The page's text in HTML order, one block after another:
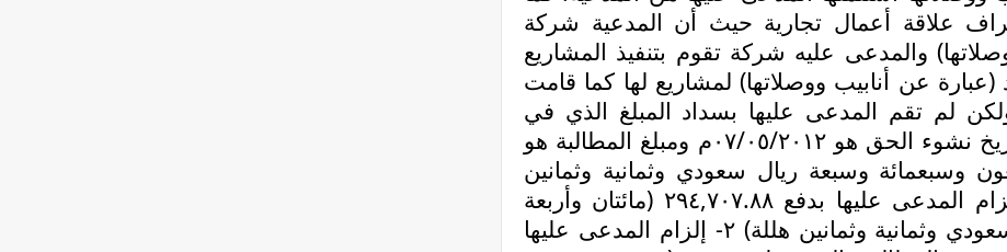
علاقة أعمال تجارية حيث أن المدعية شركة
والمدعى عليه شركة تقوم بتنفيذ المشاريع
عن أنابيب ووصلاتها) لمشاريع لها كما قامت
ولكن لم تقم المدعى عليها بسداد المبلغ الذي في
ذمتها لصالح المدعية، علما بأن تاريخ نشوء الحق هو ٠٧/٠٥/٢٠١٢م ومبلغ المطالبة هو
وتسعون وسبعمائة وسبعة ريال سعودي وثمانية وثمانين
هللة) ، وانتهت في طلبها إلى إلزام المدعى عليها بدفع ٢٩٤,٧٠٧.٨٨ (مائتان وأربعة
وتسعون وسبعمائة وسبعة ريال سعودي وثمانية وثمانين هللة) ٢- إلزام المدعى عليها